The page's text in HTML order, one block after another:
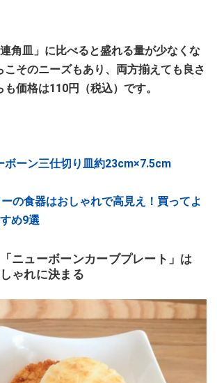
連角皿」に比べると盛れる量が少なくな
こそのニーズもあり、両方揃えても良さ
価格は110円（税込）です。
ーン三仕切り皿約23cm×7.5cm
ーの食器はおしゃれで高見え！買ってよ
め9選
「ニューボーンカーブプレート」は
ゃれに決まる